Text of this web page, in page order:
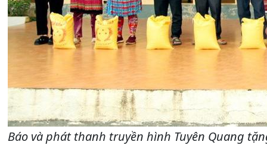
Báo và phát thanh truyền hình Tuyên Quang